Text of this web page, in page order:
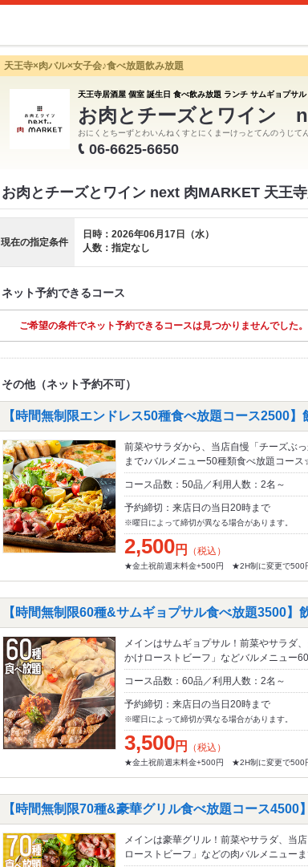
天王寺×肉バル×女子会♪食べ放題飲み放題
天王寺居酒屋 個室 誕生日 食べ飲み放題 ランチ サムギョプサ
お肉とチーズとワイン
おにくとちーずとわいんねくすとにくまーけっとてんのうじてん
06-6625-6650
お肉とチーズとワイン next 肉MARKET 天王
現在の指定条件
日時：2026年06月17日（水）
人数：指定なし
ネット予約できるコース
ご希望の条件でネット予約できるコースは見つかりませんでした
その他（ネット予約不可）
【時間無制限エンドレス50種食べ放題コース2500】
前菜やサラダから、当店自慢「チーズぶっ
まで♪バルメニュー50種類食べ放題コー
コース品数：50品／利用人数：2名～
予約締切：来店日の当日20時まで
※曜日によって締切が異なる場合があります。
2,500円 （税込）
★金土祝前週末料金+500円 ★2H制に変更で500
【時間無制限60種&サムギョプサル食べ放題3500】
メインはサムギョプサル！前菜やサラダ
かけローストビーフ」などバルメニュー
コース品数：60品／利用人数：2名～
予約締切：来店日の当日20時まで
※曜日によって締切が異なる場合があります。
3,500円 （税込）
★金土祝前週末料金+500円 ★2H制に変更で500
【時間無制限70種&豪華グリル食べ放題コース4500
メインは豪華グリル！前菜やサラダ、当
ローストビーフ」などの肉バルメニュー